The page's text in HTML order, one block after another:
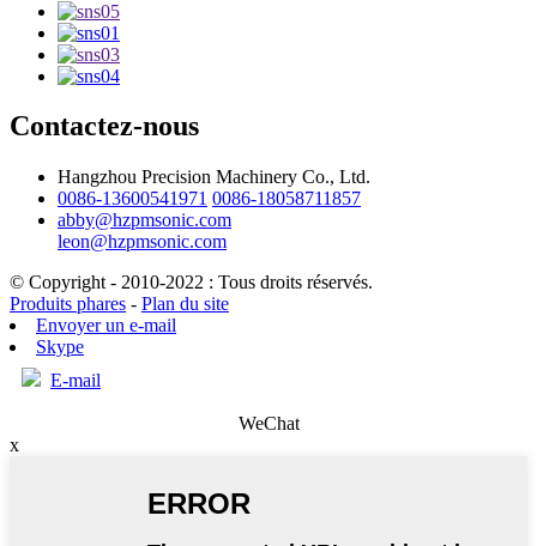
Contactez-nous
Hangzhou Precision Machinery Co., Ltd.
0086-13600541971 0086-18058711857
abby@hzpmsonic.com
leon@hzpmsonic.com
© Copyright - 2010-2022 : Tous droits réservés.
Produits phares - Plan du site
Envoyer un e-mail
Skype
E-mail
WeChat
x